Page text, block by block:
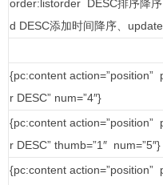
order:listorder DESC排序降
d DESC添加时间降序、
{pc:content action=”position”
r DESC” num=”4″}
{pc:content action=”position”
r DESC” thumb=”1″ num=”5″}
{pc:content action=”position”